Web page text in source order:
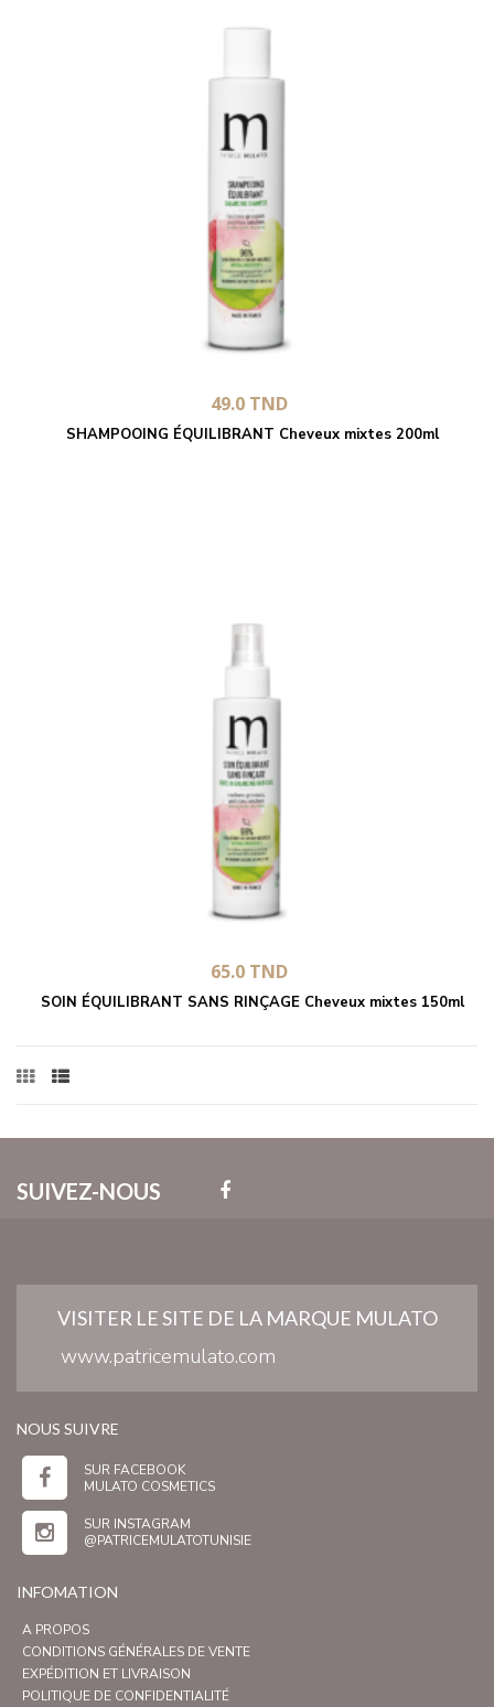
SHAMPOOING ÉQUILIBRANT Cheveux mixtes 200ml
49.0TND
SOIN ÉQUILIBRANT SANS RINÇAGE Cheveux mixtes 150ml
65.0TND
SUIVEZ-NOUS
VISITER LE SITE DE LA MARQUE MULATO
www.patricemulato.com
NOUS SUIVRE
SUR FACEBOOK
MULATO COSMETICS
SUR INSTAGRAM
@PATRICEMULATOTUNISIE
INFOMATION
A PROPOS
CONDITIONS GÉNÉRALES DE VENTE
EXPÉDITION ET LIVRAISON
POLITIQUE DE CONFIDENTIALITÉ